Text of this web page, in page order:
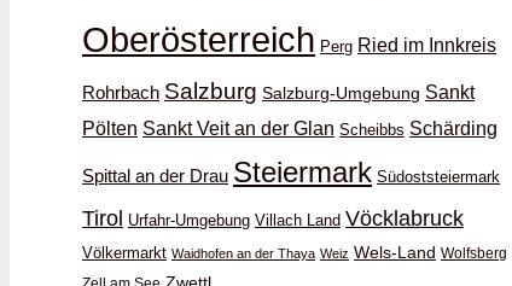
Oberösterreich Perg Ried im Innkreis
Rohrbach Salzburg Salzburg-Umgebung Sankt
Pölten Sankt Veit an der Glan Scheibbs Schärding
Spittal an der Drau Steiermark Südoststeiermark
Tirol Urfahr-Umgebung Villach Land Vöcklabruck
Völkermarkt Waidhofen an der Thaya Weiz Wels-Land Wolfsberg